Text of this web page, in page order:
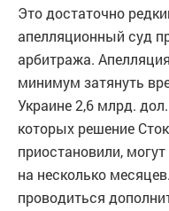
Это достаточно
апелляционный суд
арбитража.
минимум затянуть
Украине 2,6 млрд.
которых решение
приостановили,
на несколько
проводиться